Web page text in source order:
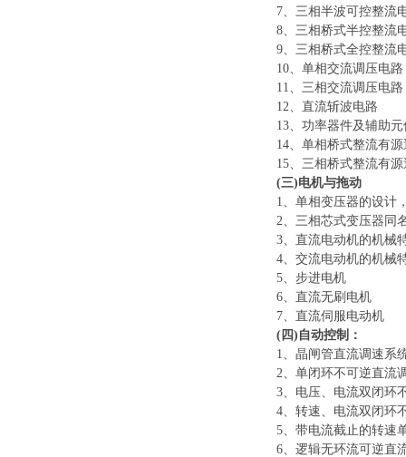
7、三相半波可控整流
8、三相桥式半控整流
9、三相桥式全控整流
10、单相交流调压电路
11、三相交流调压电路
12、直流斩波电路
13、功率器件及辅助
14、单相桥式整流有
15、三相桥式整流有
(三)电机与拖动
1、单相变压器的设计
2、三相芯式变压器同
3、直流电动机的机械
4、交流电动机的机械
5、步进电机
6、直流无刷电机
7、直流伺服电动机
(四)自动控制：
1、晶闸管直流调速系
2、单闭环不可逆直流
3、电压、电流双闭环
4、转速、电流双闭环
5、带电流截止的转速
6、逻辑无环流可逆直